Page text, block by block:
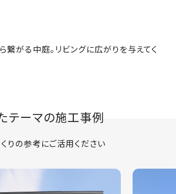
繋がる中庭。リビングに広がりを与えてく
テーマの施工事例
りの参考にご活用ください